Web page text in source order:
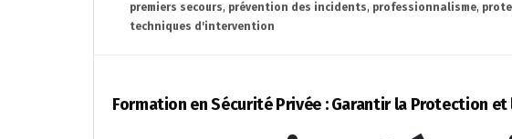
premiers secours, prévention des incidents, professionnalisme,
techniques d'intervention
Formation en Sécurité Privée : Garantir la Protection